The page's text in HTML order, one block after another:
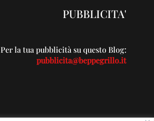
PUBBLICITA'
Per la tua pubblicità su questo Blog:
pubblicita@beppegrillo.it